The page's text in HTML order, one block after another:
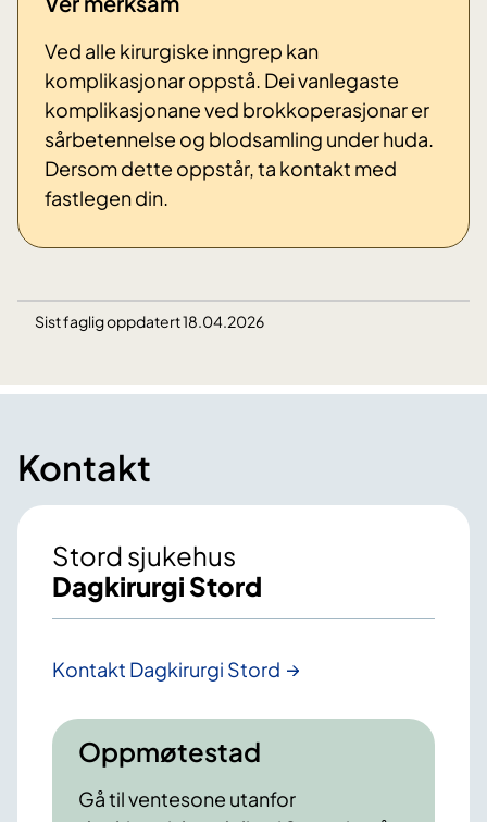
Ved alle kirurgiske inngrep kan
komplikasjonar oppstå. Dei vanlegaste
komplikasjonane ved brokkoperasjonar er
sårbetennelse og blodsamling under huda.
Dersom dette oppstår, ta kontakt med
fastlegen din.
Sist faglig oppdatert 18.04.2026
Kontakt
Stord sjukehus
Dagkirurgi Stord
Kontakt Dagkirurgi Stord
Oppmøtestad
Gå til ventesone utanfor